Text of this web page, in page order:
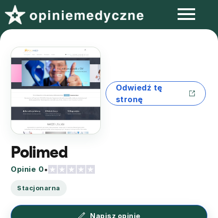
Odwiedź tę
stronę
Polimed
Opinie 0•
Stacjonarna
Napisz opinię